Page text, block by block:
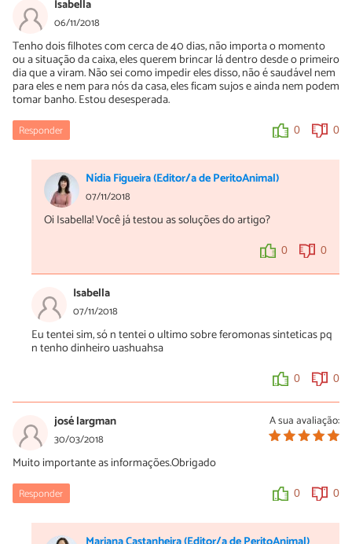
Isabella
06/11/2018
Tenho dois filhotes com cerca de 40 dias, não importa o momento
ou a situação da caixa, eles querem brincar lá dentro desde o primeiro
dia que a viram. Não sei como impedir eles disso, não é saudável nem
para eles e nem para nós da casa, eles ficam sujos e ainda nem podem
tomar banho. Estou desesperada.
Responder 0 0
Nídia Figueira (Editor/a de PeritoAnimal)
07/11/2018
Oi Isabella! Você já testou as soluções do artigo?
0 0
Isabella
07/11/2018
Eu tentei sim, só n tentei o ultimo sobre feromonas sinteticas pq
n tenho dinheiro uashuahsa
0 0
A sua avaliação:
josé largman
30/03/2018
Muito importante as informações.Obrigado
Responder 0 0